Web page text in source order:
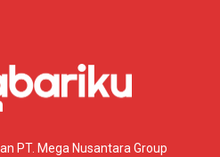
PT. Mega Nusantara Group